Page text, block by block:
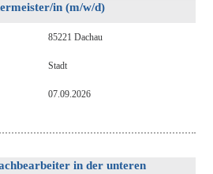
in (m/w/d)
85221 Dachau
Stadt
07.09.2026
in der unteren